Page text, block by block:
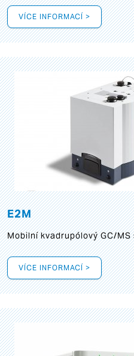
VÍCE INFORMACÍ >
E2M
Mobilní kvadrupólový GC/MS
VÍCE INFORMACÍ >